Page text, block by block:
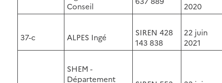
Conseil
2020
37-c ALPES Ingé
SIREN 428
143 838
22 juin
2021
SHEM -
Département